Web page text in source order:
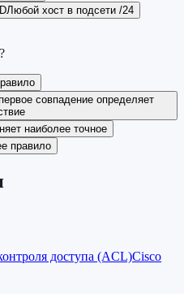
DЛюбой хост в подсети /24
совпадение определяет
наиболее точное
правило
доступа (ACL)Cisco